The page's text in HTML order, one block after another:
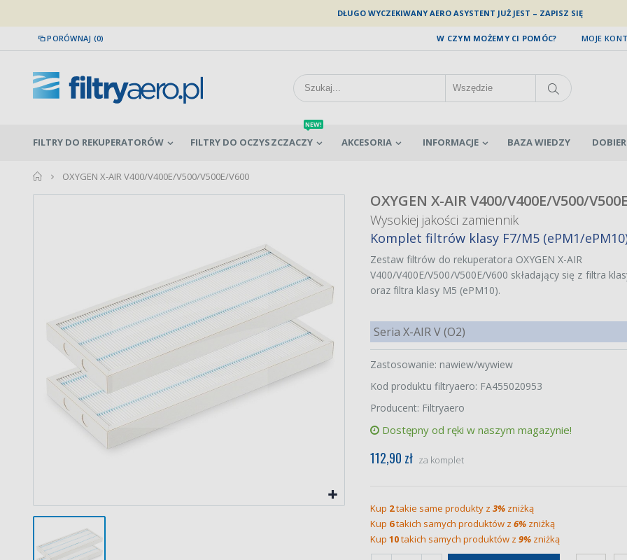
DŁUGO WYCZEKIWANY AERO ASYSTENT JUŻ JEST – ZAPISZ SIĘ
PORÓWNAJ (0) MOJE
W CZYM MOŻEMY CI POMÓC?
FILTRY DO REKUPERATORÓW FILTRY DO OCZYSZCZACZY
NEW!
AKCESORIA INFORMACJE BAZA WIEDZY
home
OXYGEN X-AIR V400/V400E/V500/V500E/V600
OXYGEN X-AIR V400/V400E/V500/
Wysokiej jakości zamiennik
Komplet filtrów klasy F7/M5 (ePM1/
Zestaw filtrów do rekuperatora OXYGEN X-AIR
V400/V400E/V500/V500E/V600 składający się z filtra
oraz filtra klasy M5 (ePM10).
Seria X-AIR V (O2)
Zastosowanie: nawiew/wywiew
Kod produktu filtryaero: FA455020953
Producent: Filtryaero
Dostępny od ręki w naszym magazynie!
112,90 zł za komplet
Kup 2takie same produkty z 3%zniżką
Kup 6takich samych produktów z 6%zniżką
Kup 10takich samych produktów z 9%zniżką